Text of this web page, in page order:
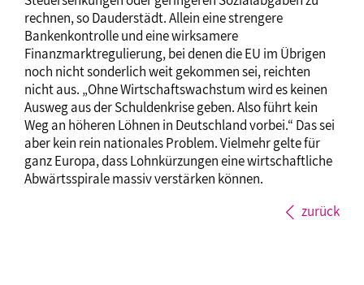
rechnen, so Dauderstädt. Allein eine strengere
Bankenkontrolle und eine wirksamere
Finanzmarktregulierung, bei denen die EU im Übrigen
noch nicht sonderlich weit gekommen sei, reichten
nicht aus. „Ohne Wirtschaftswachstum wird es keinen
Ausweg aus der Schuldenkrise geben. Also führt kein
Weg an höheren Löhnen in Deutschland vorbei.“ Das sei
aber kein rein nationales Problem. Vielmehr gelte für
ganz Europa, dass Lohnkürzungen eine wirtschaftliche
Abwärtsspirale massiv verstärken können.
zurück